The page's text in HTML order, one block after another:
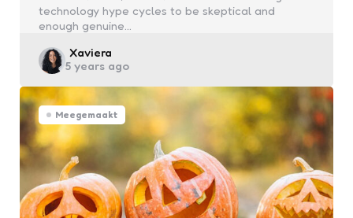
technology hype cycles to be skeptical and
enough genuine…
Posted
by
Xaviera
5 years ago
Meegemaakt